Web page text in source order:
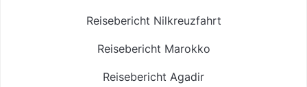
Reisebericht Nilkreuzfahrt
Reisebericht Marokko
Reisebericht Agadir